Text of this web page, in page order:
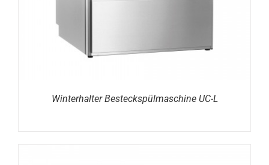
Winterhalter Besteckspülmaschine UC-L